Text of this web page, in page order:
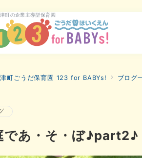
町の企業主導型保育園
町ごうだ保育園 123 for BABYs! ブログ
であ・そ・ぼ♪part2♪